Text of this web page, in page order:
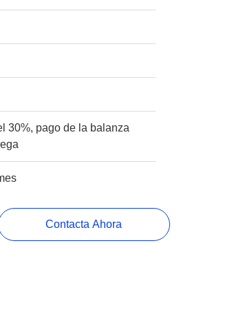
30%, pago de la balanza
Contacta Ahora